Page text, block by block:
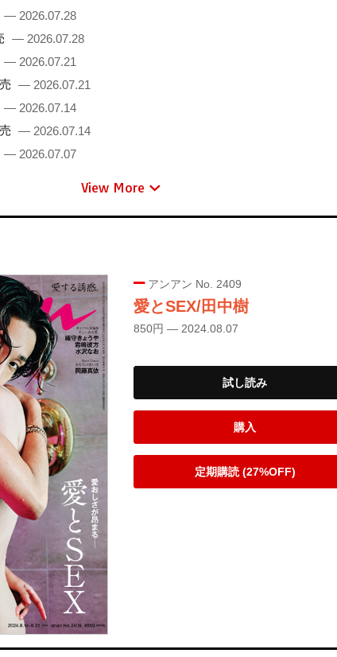
— 2026.07.28
— 2026.07.28
— 2026.07.21
— 2026.07.21
— 2026.07.14
— 2026.07.14
— 2026.07.07
View More
アンアン No. 2409
愛とSEX/田中樹
850円 — 2024.08.07
試し読み
購入
定期購読 (27%OFF)